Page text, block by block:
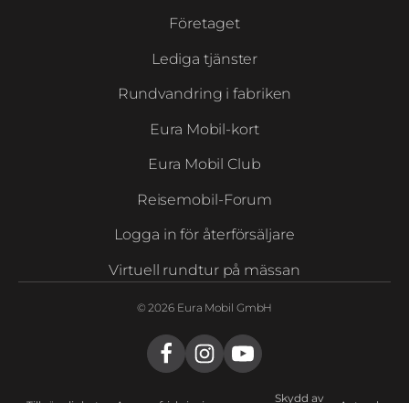
Företaget
Lediga tjänster
Rundvandring i fabriken
Eura Mobil-kort
Eura Mobil Club
Reisemobil-Forum
Logga in för återförsäljare
Virtuell rundtur på mässan
© 2026 Eura Mobil GmbH
Skydd av